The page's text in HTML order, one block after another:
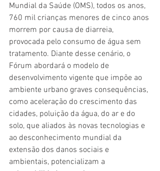
Mundial da Saúde (OMS), todos os anos,
760 mil crianças menores de cinco anos
morrem por causa de diarreia,
provocada pelo consumo de água sem
tratamento. Diante desse cenário, o
Fórum abordará o modelo de
desenvolvimento vigente que impõe ao
ambiente urbano graves consequências,
como aceleração do crescimento das
cidades, poluição da água, do ar e do
solo, que aliados às novas tecnologias e
ao desconhecimento mundial da
extensão dos danos sociais e
ambientais, potencializam a